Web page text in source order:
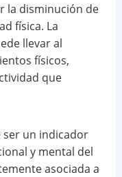
la disminución de
física. La
llevar al
físicos,
que
ser un indicador
y mental del
asociada a